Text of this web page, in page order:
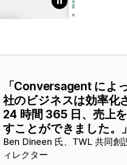
「Conversagent によ
社のビジネスは効率化
24 時間 365 日、売上
すことができました。」
Ben Dineen 氏、TWL 共同創
ィレクター